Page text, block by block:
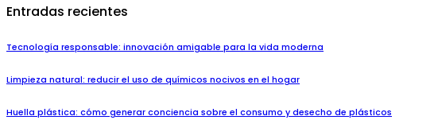
Entradas recientes
Tecnología responsable: innovación amigable para la vida moderna
Limpieza natural: reducir el uso de químicos nocivos en el hogar
Huella plástica: cómo generar conciencia sobre el consumo y desecho de plásticos